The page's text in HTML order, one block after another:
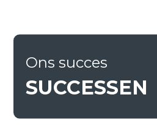
Ons succes
SUCCESSEN